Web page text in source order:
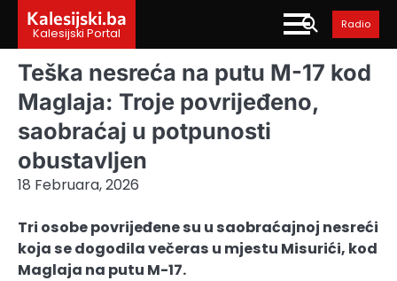
content
Kalesijski.ba
Kalesijski Portal
Radio
Teška nesreća na putu M-17 kod
Maglaja: Troje povrijeđeno,
saobraćaj u potpunosti
obustavljen
18 Februara, 2026
Tri osobe povrijeđene su u saobraćajnoj nesreći
koja se dogodila večeras u mjestu Misurići, kod
Maglaja na putu M-17.